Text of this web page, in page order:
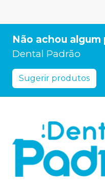
Não achou algum
Dental Padrão
Sugerir produtos